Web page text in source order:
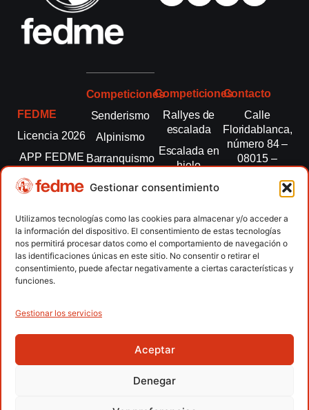
Gestionar consentimiento
Utilizamos tecnologías como las cookies para almacenar y/o acceder a
la información del dispositivo. El consentimiento de estas tecnologías
nos permitirá procesar datos como el comportamiento de navegación o
las identificaciones únicas en este sitio. No consentir o retirar el
consentimiento, puede afectar negativamente a ciertas características y
funciones.
Gestionar los servicios
Aceptar
Denegar
FEDME
Licencia 2026
APP FEDME
Transparencia
autonómicas
Clubes
Contacto
Competiciones
Senderismo
Alpinismo
Barranquismo
montaña
Escalada
Escalada
paralimpica
Competiciones
Rallyes de
escalada
Escalada en
hielo
Esquí de
Marcha
Nórdica
Raquetas de
nieve
Contacto
Calle
Floridablanca,
número 84 –
08015 –
fedme@fedme.es
934 264 267
Copyright © 2026 Federación Española de Deportes de
Montaña y Escalada | Desarrollado porTOOOLS